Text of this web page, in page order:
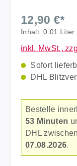
12,90 €*
Inhalt:0.01 Liter
inkl. MwSt.,
Sofort
DHL
Bestelle
53 Minuten
DHL
07.08.2026.